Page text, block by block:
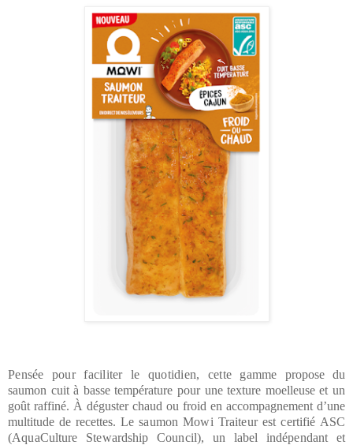
Pensée pour faciliter le quotidien, cette gamme propose du
saumon cuit à basse température pour une texture moelleuse et un
goût raffiné. À déguster chaud ou froid en accompagnement d’une
multitude de recettes. Le saumon Mowi Traiteur est certifié ASC
(AquaCulture Stewardship Council), un label indépendant et